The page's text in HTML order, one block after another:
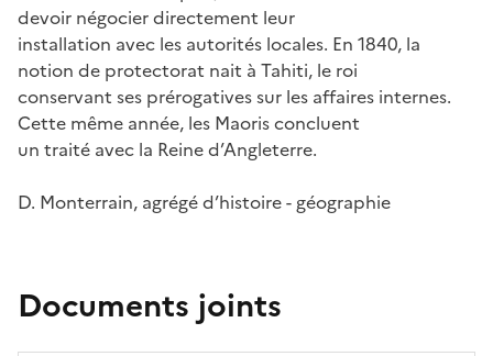
devoir négocier directement leur
installation avec les autorités locales. En 1840, la
notion de protectorat nait à Tahiti, le roi
conservant ses prérogatives sur les affaires internes.
Cette même année, les Maoris concluent
un traité avec la Reine d’Angleterre.
D. Monterrain, agrégé d’histoire - géographie
Documents joints